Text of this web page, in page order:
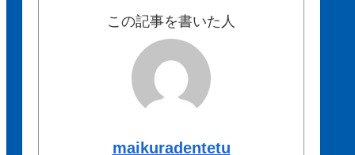
この記事を書いた人
maikuradentetu